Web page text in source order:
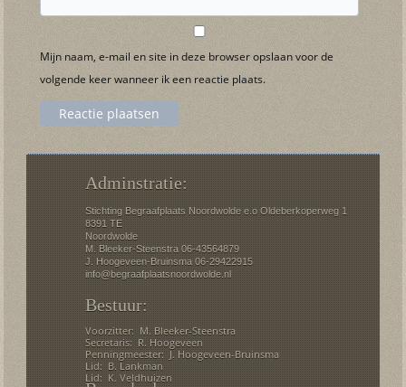
Mijn naam, e-mail en site in deze browser opslaan voor de
volgende keer wanneer ik een reactie plaats.
Adminstratie:
Stichting Begraafplaats Noordwolde e.o Oldeberkoperweg 1
8391 TE
Noordwolde
M. Bleeker-Steenstra 06-43564879
J. Hoogeveen-Bruinsma 06-29422915
info@begraafplaatsnoordwolde.nl
Bestuur:
Voorzitter: M. Bleeker-Steenstra
Secretaris: R. Hoogeveen
Penningmeester: J. Hoogeveen-Bruinsma
Lid: B. Lankman
Lid: K. Veldhuizen